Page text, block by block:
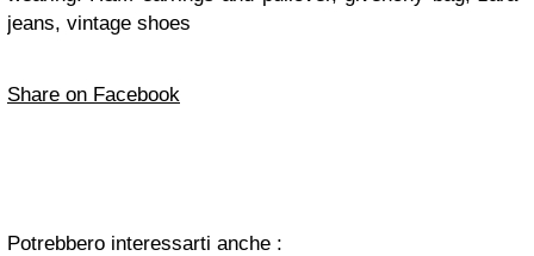
jeans, vintage shoes
Share on Facebook
Potrebbero interessarti anche :